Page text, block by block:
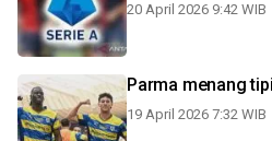
20 April 2026 9:42 WIB
Parma menang
19 April 2026 7:32 WIB